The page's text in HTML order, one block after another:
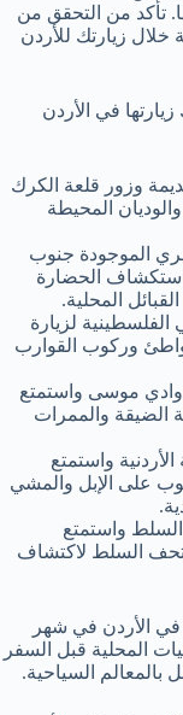
تأكد من التحقق من
خلال زيارتك للأردن
في الأردن
وزور قلعة الكرك
والوديان المحيطة
الموجودة جنوب
الحضارة
المحلية.
الفلسطينية لزيارة
وركوب القوارب
وادي موسى واستمتع
الضيقة والممرات
الأردنية واستمتع
على الإبل والمشي
واستمتع
السلط لاكتشاف
الأردن في شهر
المحلية قبل السفر
السياحية.